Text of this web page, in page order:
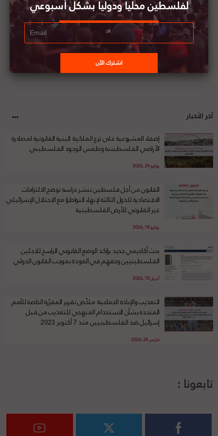
آخر الأخبار
إضفاء المشروعية على نزع الملكية: البنية القانونية لمصادرة
الأراضي الفلسطينية وطمس الوجود الفلسطيني
يوليو 29, 2026
القانون من أجل فلسطين تنشر دراسة توضح الالتزامات
الاقتصادية للدول الثالثة لإنهاء التواطؤ مع الاحتلال الإسرائيلي
غير القانوني للأرض الفلسطينية
يوليو 18, 2026
بحث أكاديمي جديد يؤكد الوضع القانوني الراسخ للاجئين
الفلسطينيين وحقهم في العودة بموجب القانون الدولي
أبريل 15, 2026
التعذيب والإبادة الجماعية: ملخّص تقرير المقرّرة الخاصة للأمم
المتحدة بشأن الاستخدام المنهجي للتعذيب من قبل
إسرائيل ضد الفلسطينيين منذ 7 أكتوبر 2023
مارس 24, 2026
تابعونا :
لفلسطين محليا ودوليا بشكل أسبوعي